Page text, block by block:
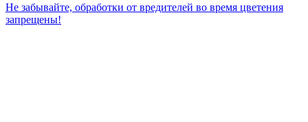
Не забывайте, обработки от вредителей во время цветения
запрещены!